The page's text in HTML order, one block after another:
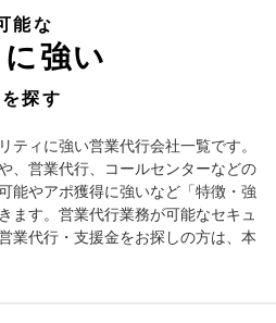
能な
強い
を探す
ティに強い営業代行会社一覧です。
、営業代行、コールセンターなどの
能やアポ獲得に強いなど「特徴・強
ます。営業代行業務が可能なセキュ
業代行・支援金をお探しの方は、本